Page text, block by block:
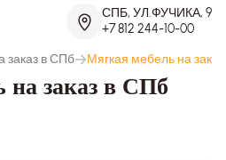
СПБ, УЛ.ФУЧИКА, 9
+7 812 244-10-00
заказ в СПб Мягкая мебель на заказ
на заказ в СПб